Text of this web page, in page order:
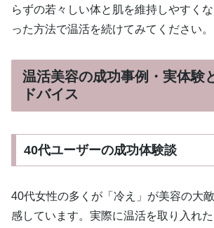
らずの若々しい体と肌を維持しやすく
った方法で温活を続けてみてください。
温活美容の成功事例・実体験
ドバイス
40代ユーザーの成功体験談
40代女性の多くが「冷え」が美容の大
感しています。実際に温活を取り入れ